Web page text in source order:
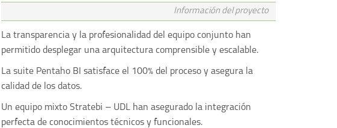
Información del proyecto
La transparencia y la profesionalidad del equipo conjunto han
permitido desplegar una arquitectura comprensible y escalable.
La suite Pentaho BI satisface el 100% del proceso y asegura la
calidad de los datos.
Un equipo mixto Stratebi – UDL han asegurado la integración
perfecta de conocimientos técnicos y funcionales.